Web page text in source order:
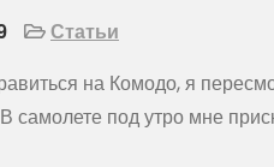
Статьи
на Комодо, я
самолете под утро мне